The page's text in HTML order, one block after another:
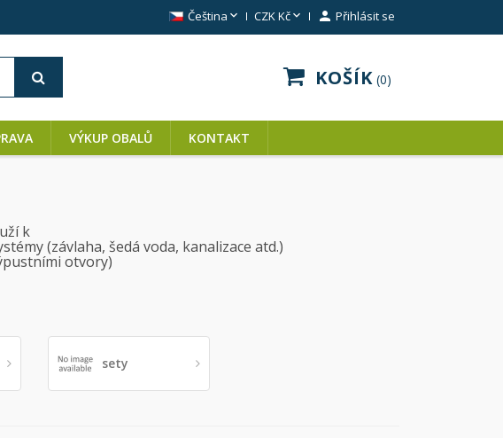
Čeština  CZK Kč  Přihlásit se
KOŠÍK 0
VÝKUP OBALŮ KONTAKT
k
(závlaha, šedá voda, kanalizace atd.)
otvory)
sety